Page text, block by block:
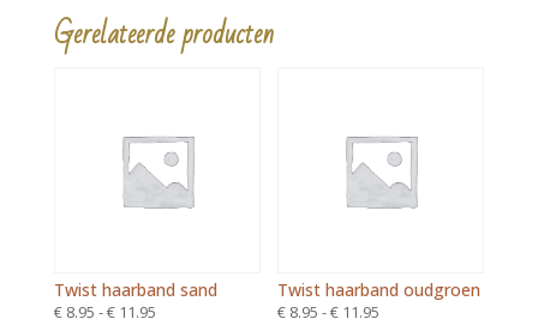
Gerelateerde producten
Twist haarband sand
€8.95 -€11.95Prijsklasse:
Twist haarband oudgroen
€ 8.95 -€ 11.95